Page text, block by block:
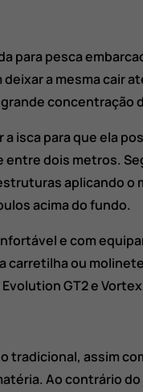
para pesca
a mesma cair
concentração
isca para que ela
dois metros.
aplicando o
acima do fundo.
e com
carretilha ou
GT2 e
tradicional, assim
Ao contrário